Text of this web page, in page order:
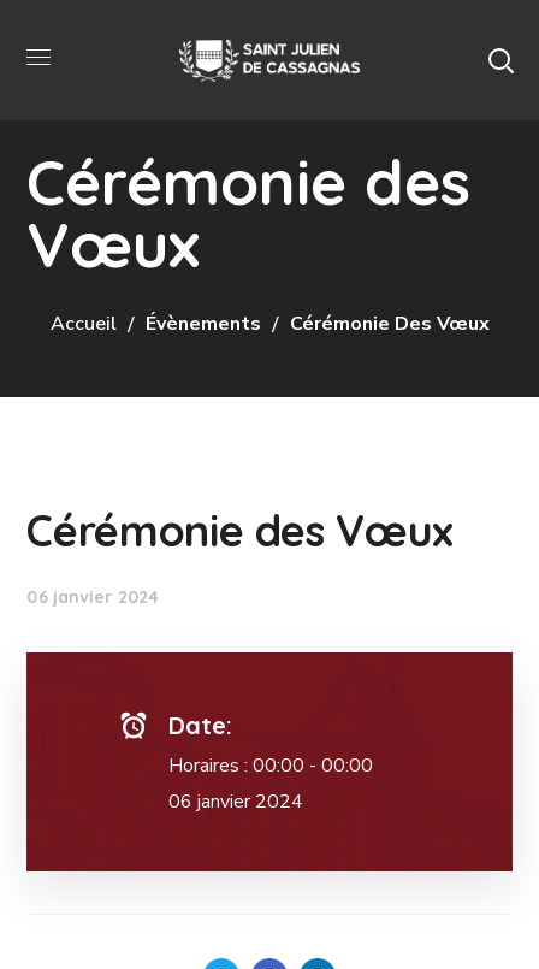
Cérémonie des
Vœux
Accueil Évènements Cérémonie Des Vœux
Cérémonie des Vœux
06 janvier 2024
Date:
Horaires : 00:00 - 00:00
06 janvier 2024